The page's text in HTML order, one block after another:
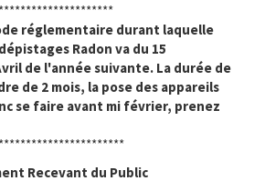
réglementaire durant laquelle
Radon va du 15
de l'année suivante. La durée de
de 2 mois, la pose des appareils
se faire avant mi février, prenez
Recevant du Public